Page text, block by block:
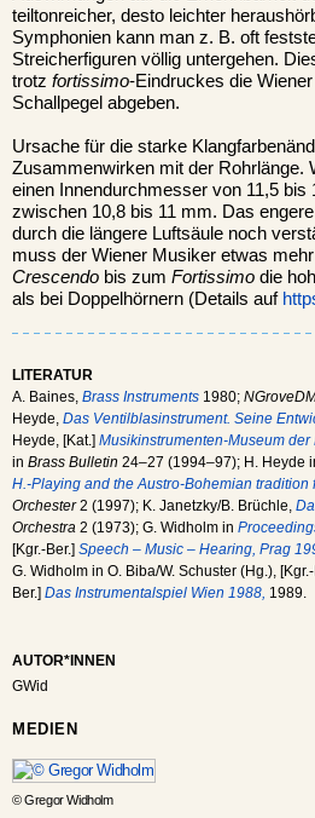
teiltonreicher, desto leichter
Symphonien kann man z. B. oft
Streicherfiguren völlig untergehen.
trotz fortissimo-Eindruckes die
Schallpegel abgeben.
Ursache für die starke
Zusammenwirken mit der Rohrlänge.
einen Innendurchmesser von 11,5
zwischen 10,8 bis 11 mm. Das
durch die längere Luftsäule noch
muss der Wiener Musiker etwas
Crescendo bis zum Fortissimo die
als bei Doppelhörnern (Details auf
LITERATUR
A. Baines, Brass Instruments 1980;
Heyde, Das Ventilblasinstrument. Seine
Heyde, [Kat.] Musikinstrumenten-Museum
in Brass Bulletin 24–27 (1994–97); H. Heyde
H.-Playing and the Austro-Bohemian tradition
Orchester2 (1997); K. Janetzky/B. Brüchle,
Orchestra 2 (1973); G. Widholm in
[Kgr.-Ber.] Speech – Music – Hearing, Prag
G. Widholm in O. Biba/W. Schuster (Hg.), [Kgr.-
Ber.] Das Instrumentalspiel Wien 1988, 1989.
AUTOR*INNEN
GWid
MEDIEN
© Gregor Widholm